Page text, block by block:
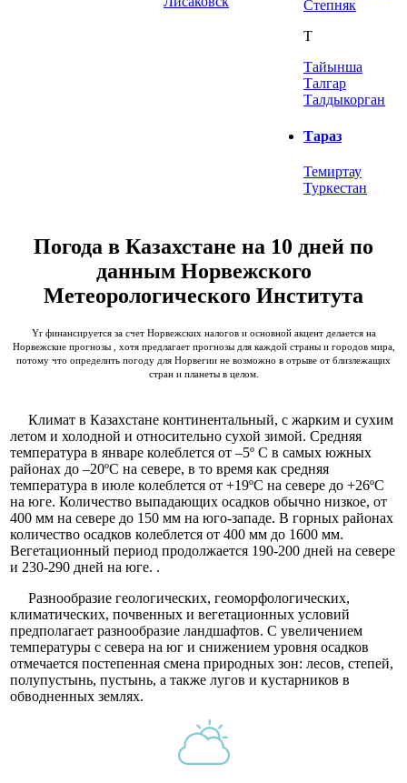
Степняк
Т
Тайынша
Талгар
Талдыкорган
Тараз
Темиртау
Туркестан
Погода в Казахстане на 10 дней по
данным Норвежского
Метеорологического Института
Yr финансируется за счет Норвежских налогов и основной акцент делается на
Норвежские прогнозы , хотя предлагает прогнозы для каждой страны и городов мира,
потому что определить погоду для Норвегии не возможно в отрыве от близлежащих
стран и планеты в целом.
Климат в Казахстане континентальный, с жарким и сухим
летом и холодной и относительно сухой зимой. Средняя
температура в январе колеблется от –5º С в самых южных
районах до –20ºС на севере, в то время как средняя
температура в июле колеблется от +19ºС на севере до +26ºС
на юге. Количество выпадающих осадков обычно низкое, от
400 мм на севере до 150 мм на юго-западе. В горных районах
количество осадков колеблется от 400 мм до 1600 мм.
Вегетационный период продолжается 190-200 дней на севере
и 230-290 дней на юге. .
Разнообразие геологических, геоморфологических,
климатических, почвенных и вегетационных условий
предполагает разнообразие ландшафтов. С увеличением
температуры с севера на юг и снижением уровня осадков
отмечается постепенная смена природных зон: лесов, степей,
полупустынь, пустынь, а также лугов и кустарников в
обводненных землях.